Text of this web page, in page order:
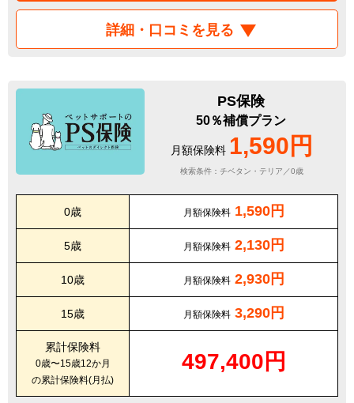
詳細・口コミを見る
PS保険
50％補償プラン
月額保険料 1,590円
検索条件：チベタン・テリア／0歳
0歳 月額保険料 1,590円
5歳 月額保険料 2,130円
10歳 月額保険料 2,930円
15歳 月額保険料 3,290円
累計保険料
0歳〜15歳12か月
の累計保険料(月払)
497,400円